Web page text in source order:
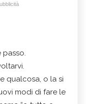
passo.
qualcosa, o la si
modi di fare le